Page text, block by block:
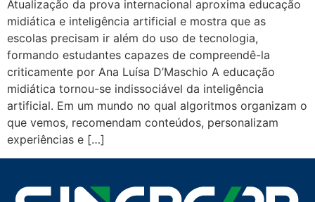
Atualização da prova internacional aproxima educação
midiática e inteligência artificial e mostra que as
escolas precisam ir além do uso de tecnologia,
formando estudantes capazes de compreendê-la
criticamente por Ana Luísa D’Maschio A educação
midiática tornou-se indissociável da inteligência
artificial. Em um mundo no qual algoritmos organizam o
que vemos, recomendam conteúdos, personalizam
experiências e […]